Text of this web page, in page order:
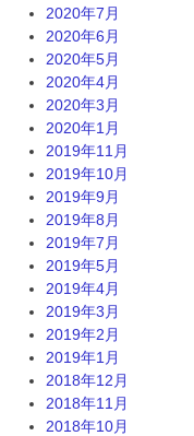
2020年7月
2020年6月
2020年5月
2020年4月
2020年3月
2020年1月
2019年11月
2019年10月
2019年9月
2019年8月
2019年7月
2019年5月
2019年4月
2019年3月
2019年2月
2019年1月
2018年12月
2018年11月
2018年10月